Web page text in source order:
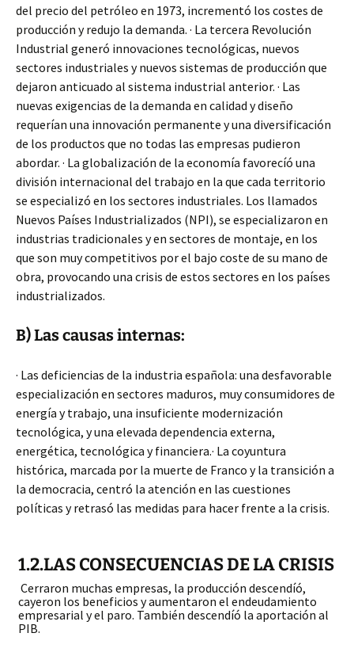
del precio del petróleo en 1973, incrementó los costes de
producción y redujo la demanda. · La tercera Revolución
Industrial generó innovaciones tecnológicas, nuevos
sectores industriales y nuevos sistemas de producción que
dejaron anticuado al sistema industrial anterior. · Las
nuevas exigencias de la demanda en calidad y diseño
requerían una innovación permanente y una diversificación
de los productos que no todas las empresas pudieron
abordar. · La globalización de la economía favorecíó una
división internacional del trabajo en la que cada territorio
se especializó en los sectores industriales. Los llamados
Nuevos Países Industrializados (NPI), se especializaron en
industrias tradicionales y en sectores de montaje, en los
que son muy competitivos por el bajo coste de su mano de
obra, provocando una crisis de estos sectores en los países
industrializados.
B) Las causas internas:
· Las deficiencias de la industria española: una desfavorable
especialización en sectores maduros, muy consumidores de
energía y trabajo, una insuficiente modernización
tecnológica, y una elevada dependencia externa,
energética, tecnológica y financiera.· La coyuntura
histórica, marcada por la muerte de Franco y la transición a
la democracia, centró la atención en las cuestiones
políticas y retrasó las medidas para hacer frente a la crisis.
1.2.LAS CONSECUENCIAS DE LA CRISIS
Cerraron muchas empresas, la producción descendíó,
cayeron los beneficios y aumentaron el endeudamiento
empresarial y el paro. También descendíó la aportación al
PIB.